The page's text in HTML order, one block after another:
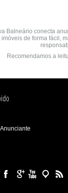
Balneário conecta
imóveis de forma fácil,
Recomendamos a